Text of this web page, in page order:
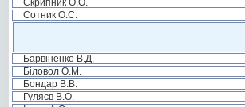
Скрипник О.О.
Сотник О.С.
Барвіненко В.Д.
Біловол О.М.
Бондар В.В.
Гуляєв В.О.